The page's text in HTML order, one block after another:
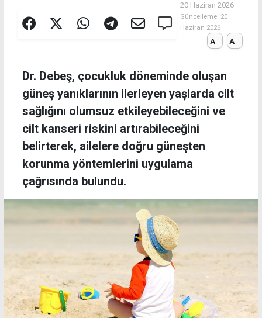
20 Haziran 2026
Güncelleme: 20
Haziran 2026
A A
Dr. Debeş, çocukluk döneminde oluşan
güneş yanıklarının ilerleyen yaşlarda cilt
sağlığını olumsuz etkileyebileceğini ve
cilt kanseri riskini artırabileceğini
belirterek, ailelere doğru güneşten
korunma yöntemlerini uygulama
çağrısında bulundu.